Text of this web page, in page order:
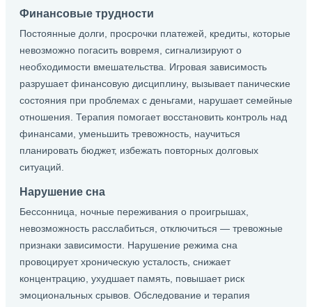
Финансовые трудности
Постоянные долги, просрочки платежей, кредиты, которые
невозможно погасить вовремя, сигнализируют о
необходимости вмешательства. Игровая зависимость
разрушает финансовую дисциплину, вызывает панические
состояния при проблемах с деньгами, нарушает семейные
отношения. Терапия помогает восстановить контроль над
финансами, уменьшить тревожность, научиться
планировать бюджет, избежать повторных долговых
ситуаций.
Нарушение сна
Бессонница, ночные переживания о проигрышах,
невозможность расслабиться, отключиться — тревожные
признаки зависимости. Нарушение режима сна
провоцирует хроническую усталость, снижает
концентрацию, ухудшает память, повышает риск
эмоциональных срывов. Обследование и терапия